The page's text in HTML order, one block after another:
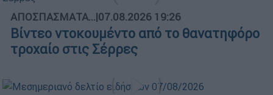
ΑΠΟΣΠΑΣΜΑΤΑ...|07.08.2026 19:26
Βίντεο ντοκουμέντο από το θανατηφόρο
τροχαίο στις Σέρρες